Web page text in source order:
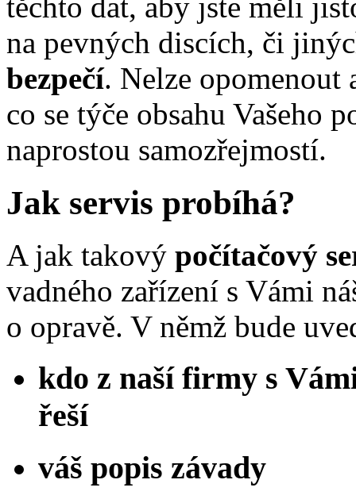
na pevných discích, či
bezpečí. Nelze opomenout
co se týče obsahu Vašeho
naprostou samozřejmostí.
Jak servis probíhá?
A jak takový počítačový
vadného zařízení s Vámi
o opravě. V němž bude
kdo z naší firmy s
řeší
váš popis závady